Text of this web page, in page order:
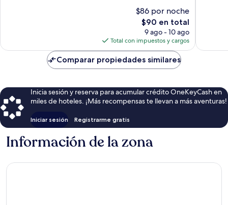
$86 por noche
El
precio
actual
es
de
$90
$90 en total
9 ago - 10 ago
Total con impuestos y cargos
Comparar propiedades similares
Inicia sesión y reserva para acumular crédito OneKeyCash en
miles de hoteles. ¡Más recompensas te llevan a más aventuras!
Iniciar sesión Registrarme gratis
Información de la zona